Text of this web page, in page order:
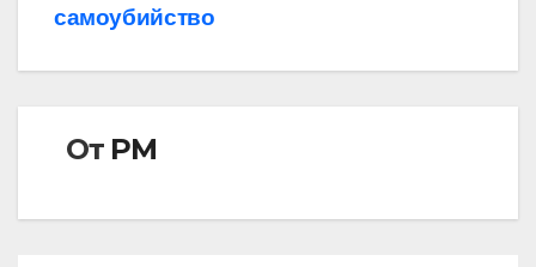
самоубийство
От РМ